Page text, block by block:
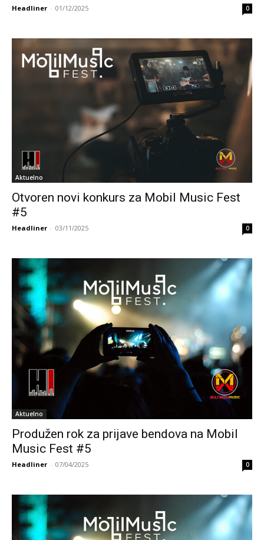
Headliner - 01/12/2025 0
Aktuelno
Otvoren novi konkurs za Mobil Music Fest
#5
Headliner - 03/11/2025 0
Aktuelno
Produžen rok za prijave bendova na Mobil
Music Fest #5
Headliner - 07/04/2025 0